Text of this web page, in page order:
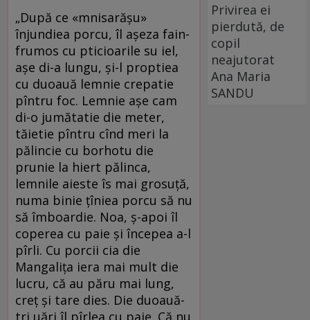
„După ce «mnisarășu»
înjundiea porcu, îl așeza fain-
frumos cu pticioarile su iel,
așe di-a lungu, și-l proptiea
cu duoauă lemnie crepatie
pîntru foc. Lemnie așe cam
di-o jumătatie die meter,
tăietie pîntru cînd meri la
pălincie cu borhotu die
prunie la hiert pălinca,
lemnile aieste îs mai grosuță,
numa binie țîniea porcu să nu
să îmboardie. Noa, ș-apoi îl
coperea cu paie și începea a-l
pîrli. Cu porcii cia die
Mangalița iera mai mult die
lucru, că au păru mai lung,
creț și tare dies. Die duoauă-
tri uări îl pîrlea cu paie. Că nu
Privirea ei
pierdută, de
copil
neajutorat
Ana Maria
SANDU